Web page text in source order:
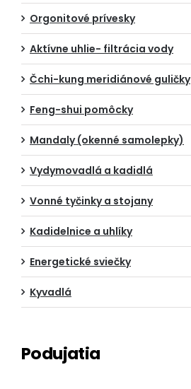
Orgonitové prívesky
Aktívne uhlie- filtrácia vody
Čchi-kung meridiánové guličky
Feng-shui pomôcky
Mandaly (okenné samolepky)
Vydymovadlá a kadidlá
Vonné tyčinky a stojany
Kadidelnice a uhlíky
Energetické sviečky
Kyvadlá
Podujatia